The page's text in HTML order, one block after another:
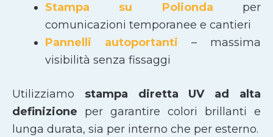
Stampa su Polionda per
comunicazioni temporanee e cantieri
Pannelli autoportanti – massima
visibilità senza fissaggi
Utilizziamo stampa diretta UV ad alta
definizione per garantire colori brillanti e
lunga durata, sia per interno che per esterno.